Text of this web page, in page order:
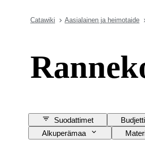
Catawiki Aasialainen ja heimotaide
Suodattimet Budjetti
Alkuperämaa